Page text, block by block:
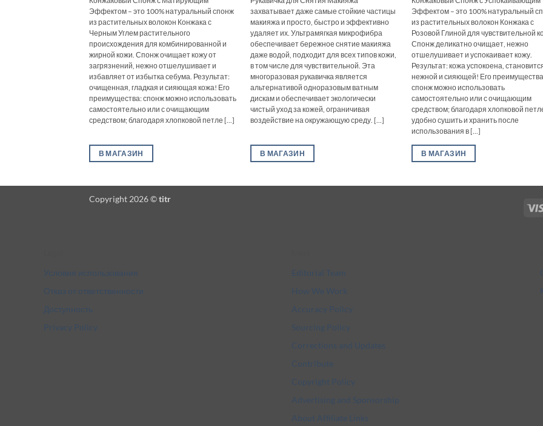
Эффектом – это 100% натуральный спонж
из растительных волокон Конжака с
Черным Углем растительного
происхождения для комбинированной и
жирной кожи. Спонж очищает кожу от
загрязнений, нежно отшелушивает и
избавляет от избытка себума. Результат:
очищенная, гладкая и сияющая кожа! Его
преимущества: спонж можно использовать
самостоятельно или с очищающим
средством; благодаря хлопковой петле [...]
В МАГАЗИН
захватывает даже самые стойкие частицы
макияжа и просто, быстро и эффективно
удаляет их. Ультрамягкая микрофибра
обеспечивает бережное снятие макияжа
даже водой, подходит для всех типов кожи,
в том числе для чувствительной. Эта
многоразовая рукавичка является
альтернативой одноразовым ватным
дискам и обеспечивает экологически
чистый уход за кожей, ограничивая
воздействие на окружающую среду. [...]
В МАГАЗИН
Эффектом – это 100% натуральный
из растительных волокон Конжака с
Розовой Глиной для чувствительной
Спонж деликатно очищает, нежно
отшелушивает и успокаивает кожу.
Результат: кожа успокоена,
нежной и сияющей! Его
спонж можно использовать
самостоятельно или с очищающим
средством; благодаря хлопковой
удобно сушить и хранить после
использования в [...]
В МАГАЗИН
Copyright 2026 ©titr
Условия использования
Отказ от ответственности
Доступность
Privacy Policy
Editorial Team
How We Work
Accuracy Policy
Sourcing Policy
Corrections and Updates
Contribute
Copyright Policy
Advertising and Sponsorship
About Affiliate Links